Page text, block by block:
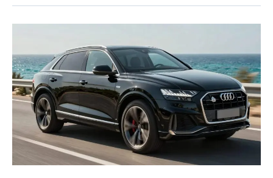
Fiat
500
charme,
pratiques
et
bons
plans